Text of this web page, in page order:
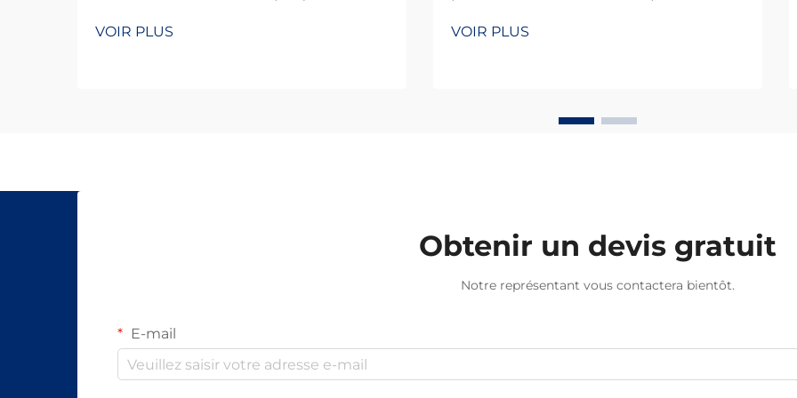
transmission à grande vitesse. Le
VOIR PLUS
données à haut débit. L'adaptation
VOIR PLUS
Obtenir un devis gratuit
Notre représentant vous contactera bientôt.
E-mail